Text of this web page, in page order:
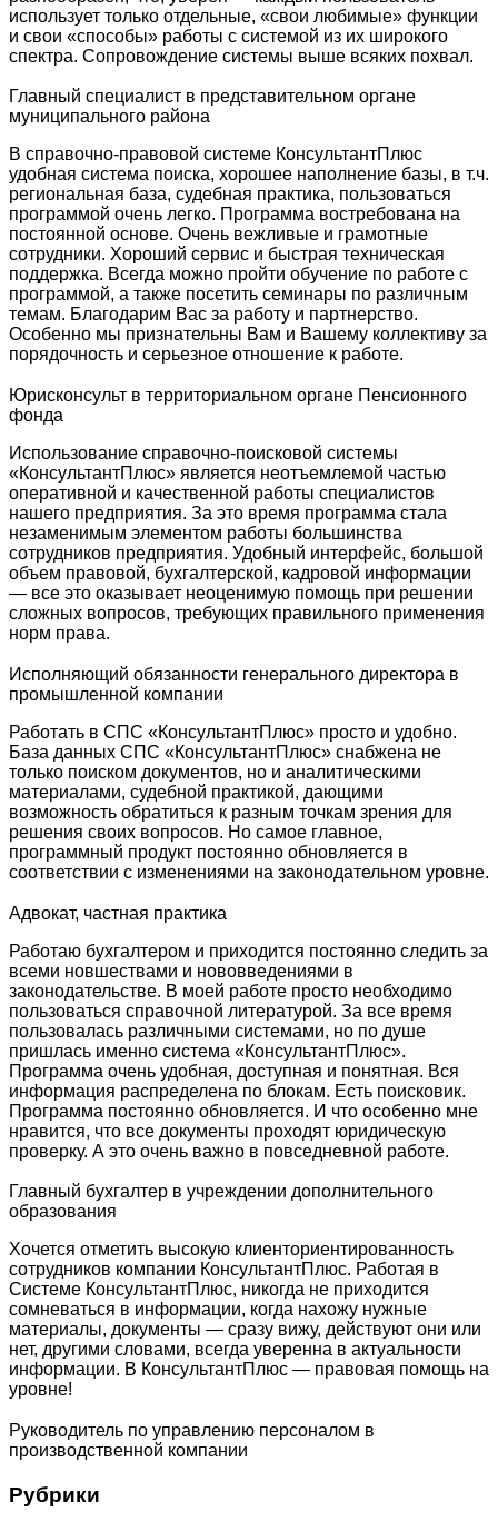
использует только отдельные, «свои любимые» функции
и свои «способы» работы с системой из их широкого
спектра. Сопровождение системы выше всяких похвал.
Главный специалист в представительном органе
муниципального района
В справочно-правовой системе КонсультантПлюс
удобная система поиска, хорошее наполнение базы, в т.ч.
региональная база, судебная практика, пользоваться
программой очень легко. Программа востребована на
постоянной основе. Очень вежливые и грамотные
сотрудники. Хороший сервис и быстрая техническая
поддержка. Всегда можно пройти обучение по работе с
программой, а также посетить семинары по различным
темам. Благодарим Вас за работу и партнерство.
Особенно мы признательны Вам и Вашему коллективу за
порядочность и серьезное отношение к работе.
Юрисконсульт в территориальном органе Пенсионного
фонда
Использование справочно-поисковой системы
«КонсультантПлюс» является неотъемлемой частью
оперативной и качественной работы специалистов
нашего предприятия. За это время программа стала
незаменимым элементом работы большинства
сотрудников предприятия. Удобный интерфейс, большой
объем правовой, бухгалтерской, кадровой информации
— все это оказывает неоценимую помощь при решении
сложных вопросов, требующих правильного применения
норм права.
Исполняющий обязанности генерального директора в
промышленной компании
Работать в СПС «КонсультантПлюс» просто и удобно.
База данных СПС «КонсультантПлюс» снабжена не
только поиском документов, но и аналитическими
материалами, судебной практикой, дающими
возможность обратиться к разным точкам зрения для
решения своих вопросов. Но самое главное,
программный продукт постоянно обновляется в
соответствии с изменениями на законодательном уровне.
Адвокат, частная практика
Работаю бухгалтером и приходится постоянно следить за
всеми новшествами и нововведениями в
законодательстве. В моей работе просто необходимо
пользоваться справочной литературой. За все время
пользовалась различными системами, но по душе
пришлась именно система «КонсультантПлюс».
Программа очень удобная, доступная и понятная. Вся
информация распределена по блокам. Есть поисковик.
Программа постоянно обновляется. И что особенно мне
нравится, что все документы проходят юридическую
проверку. А это очень важно в повседневной работе.
Главный бухгалтер в учреждении дополнительного
образования
Хочется отметить высокую клиенториентированность
сотрудников компании КонсультантПлюс. Работая в
Системе КонсультантПлюс, никогда не приходится
сомневаться в информации, когда нахожу нужные
материалы, документы — сразу вижу, действуют они или
нет, другими словами, всегда уверенна в актуальности
информации. В КонсультантПлюс — правовая помощь на
уровне!
Руководитель по управлению персоналом в
производственной компании
Рубрики